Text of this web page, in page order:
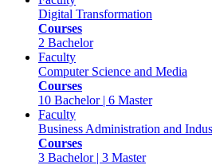
Digital Transformation
Courses
2 Bachelor
Faculty
Computer Science and Media
Courses
10 Bachelor | 6 Master
Faculty
Business Administration and
Courses
3 Bachelor | 3 Master